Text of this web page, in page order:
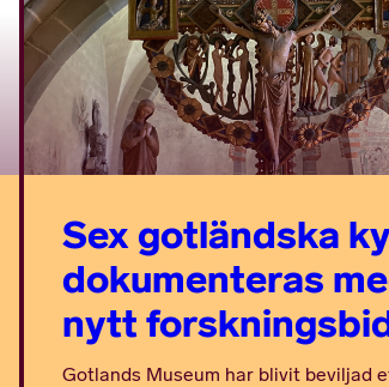
Sex gotländska
dokumenteras
nytt
Gotlands Museum har blivit beviljad